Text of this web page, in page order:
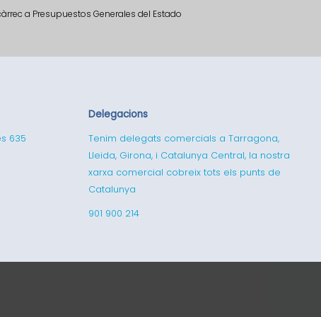
a Presupuestos Generales del Estado
635
Delegacions
Tenim delegats comercials a Tarragona,
Lleida, Girona, i Catalunya Central, la nostra
xarxa comercial cobreix tots els punts de
Catalunya
901 900 214